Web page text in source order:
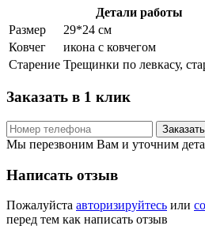
Детали работы
Размер
29*24 см
Ковчег
икона с ковчегом
Старение Трещинки по левкасу,
Заказать в 1 клик
Заказать
Мы перезвоним Вам и уточним
Написать отзыв
Пожалуйста авторизируйтесь или
перед тем как написать отзыв